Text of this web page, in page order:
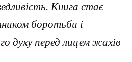
Книга стає
боротьби і
духу перед лицем жахів